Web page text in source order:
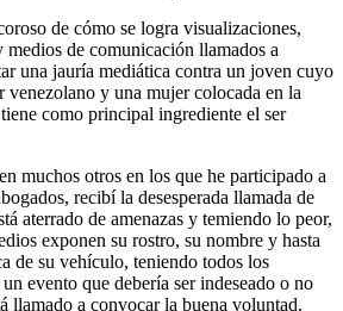
de cómo se logra visualizaciones,
medios de comunicación llamados a
una jauría mediática contra un joven cuyo
venezolano y una mujer colocada en la
como principal ingrediente el ser
muchos otros en los que he participado a
recibí la desesperada llamada de
aterrado de amenazas y temiendo lo peor,
exponen su rostro, su nombre y hasta
de su vehículo, teniendo todos los
evento que debería ser indeseado o no
llamado a convocar la buena voluntad.